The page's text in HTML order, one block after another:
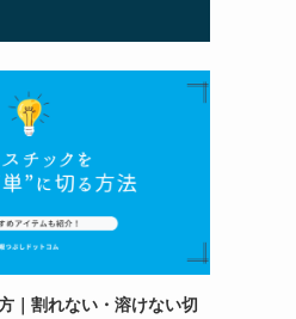
｜割れない・溶けない切